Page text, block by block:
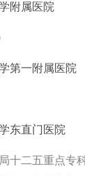
附属医院
第一附属医院
东直门医院
十二五重点